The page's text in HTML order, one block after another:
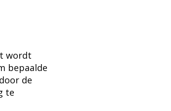
wordt
bepaalde
de
te